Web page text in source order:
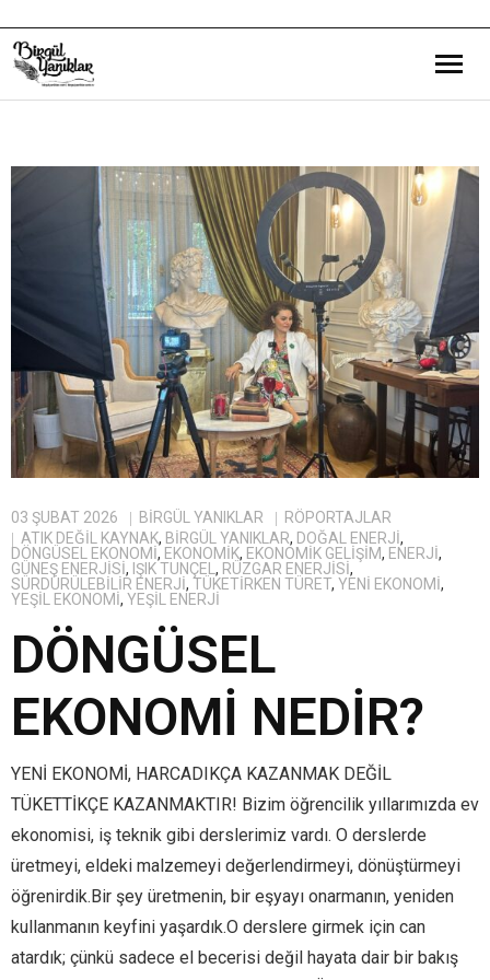
Eğitim Yazılarım
Gezi ve Kültür Yazılarım
Röportajlarım
Destek Olduğum Projeler
Yürüttüğüm Projeler
03 ŞUBAT 2026 BIRGÜL YANIKLAR
RÖPORTAJLAR
ATIK DEĞIL KAYNAK, BİRGÜL YANIKLAR, DOĞAL ENERJI,
DÖNGÜSEL EKONOMI, EKONOMIK, EKONOMIK GELIŞIM, ENERJI,
GÜNEŞ ENERJISI, IŞIK TUNÇEL, RÜZGAR ENERJISI,
SÜRDÜRÜLEBILIR ENERJI, TÜKETIRKEN TÜRET, YENI EKONOMI,
YEŞIL EKONOMI, YEŞIL ENERJI
DÖNGÜSEL
EKONOMİ NEDİR?
YENİ EKONOMİ, HARCADIKÇA KAZANMAK DEĞİL
TÜKETTİKÇE KAZANMAKTIR! Bizim öğrencilik yıllarımızda ev
ekonomisi, iş teknik gibi derslerimiz vardı. O derslerde
üretmeyi, eldeki malzemeyi değerlendirmeyi, dönüştürmeyi
öğrenirdik.Bir şey üretmenin, bir eşyayı onarmanın, yeniden
kullanmanın keyfini yaşardık.O derslere girmek için can
atardık; çünkü sadece el becerisi değil hayata dair bir bakış